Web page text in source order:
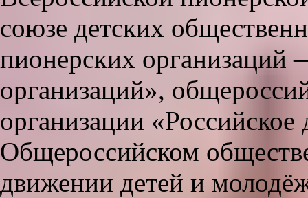
союзе детских
пионерских организаций
организаций»,
организации
Общероссийском
движении детей и